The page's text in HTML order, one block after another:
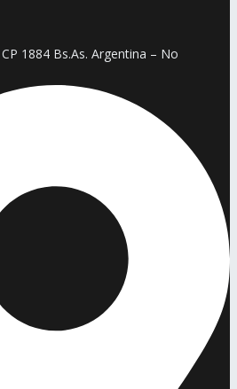
1884 Bs.As. Argentina – No